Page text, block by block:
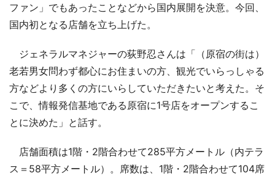
ファン」でもあったことなどから国内展開を決意。今回、
国内初となる店舗を立ち上げた。
ジェネラルマネジャーの荻野忍さんは「（原宿の街は）
老若男女問わず都心にお住まいの方、観光でいらっしゃる
方などより多くの方にいらしていただきたいと考えた。そ
こで、情報発信基地である原宿に1号店をオープンするこ
とに決めた」と話す。
店舗面積は1階・2階合わせて285平方メートル（内テラ
ス＝58平方メートル）。席数は、1階・2階合わせて104席